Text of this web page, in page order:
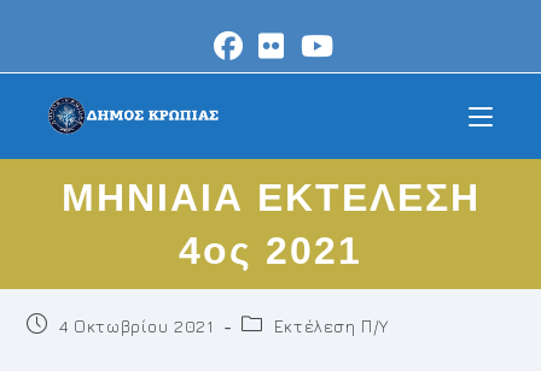
content
ΜΗΝΙΑΙΑ ΕΚΤΕΛΕΣΗ
4ος 2021
Post4 Οκτωβρίου 2021
PostΕκτέλεση Π/Υ